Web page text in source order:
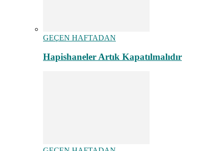
GEÇEN HAFTADAN
Hapishaneler Artık Kapatılmalıdır